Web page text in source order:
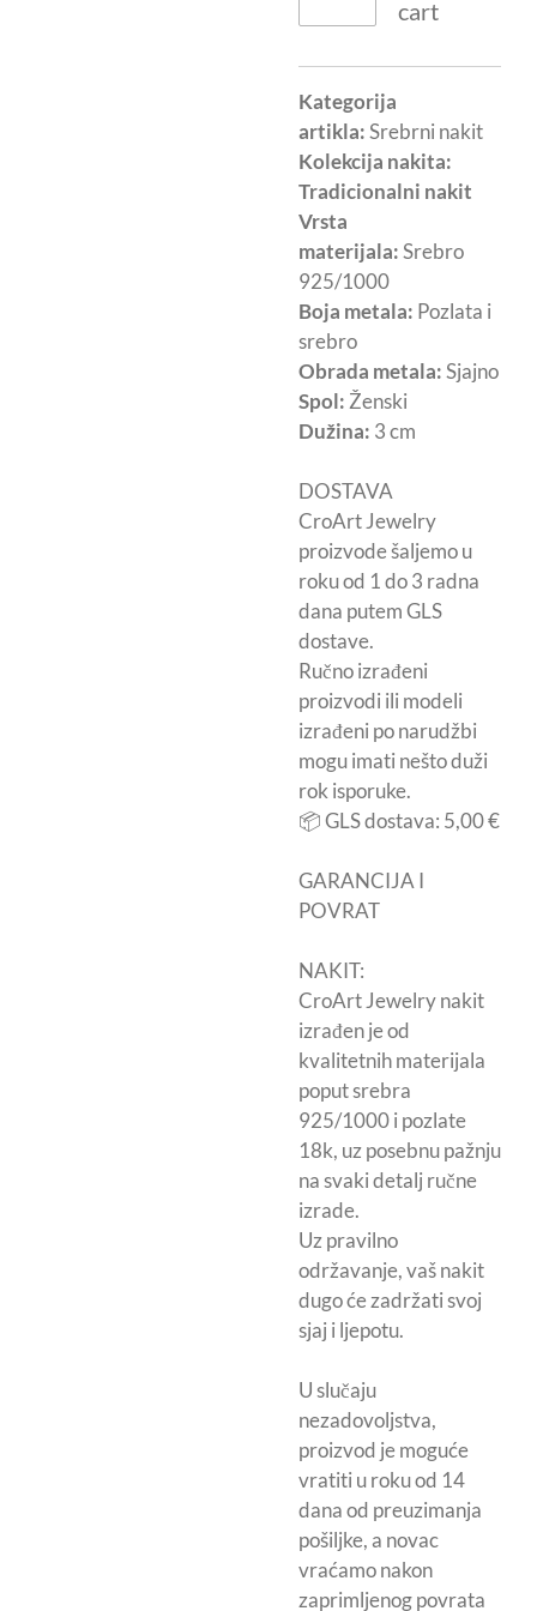
cart
Kategorija
artikla:Srebrni nakit
Kolekcija nakita:
Tradicionalni nakit
Vrsta
materijala:Srebro
925/1000
Boja metala: Pozlata i
srebro
Obrada metala:Sjajno
Spol: Ženski
Dužina: 3 cm
DOSTAVA
CroArt Jewelry
proizvode šaljemo u
roku od 1 do 3 radna
dana putem GLS
dostave.
Ručno izrađeni
proizvodi ili modeli
izrađeni po narudžbi
mogu imati nešto duži
rok isporuke.
📦 GLS dostava: 5,00 €
GARANCIJA I
POVRAT
NAKIT:
CroArt Jewelry nakit
izrađen je od
kvalitetnih materijala
poput srebra
925/1000 i pozlate
18k, uz posebnu pažnju
na svaki detalj ručne
izrade.
Uz pravilno
održavanje, vaš nakit
dugo će zadržati svoj
sjaj i ljepotu.
U slučaju
nezadovoljstva,
proizvod je moguće
vratiti u roku od 14
dana od preuzimanja
pošiljke, a novac
vraćamo nakon
zaprimljenog povrata